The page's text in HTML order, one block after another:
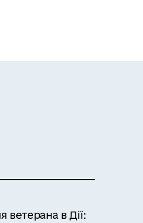
ветерана в Дії: